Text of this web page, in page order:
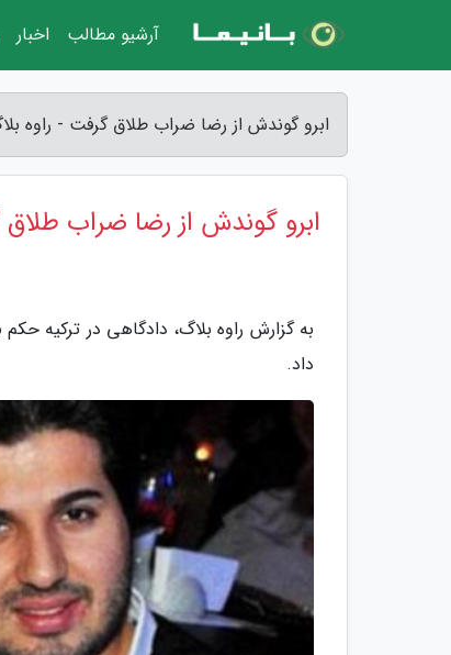
ابرو گوندش از رضا ضراب طلاق گرفت - راوه
ابرو گوندش از رضا ضراب
به گزارش راوه بلاگ، دادگاهی در ترکیه
داد.
آرشیو مطالب اخبار